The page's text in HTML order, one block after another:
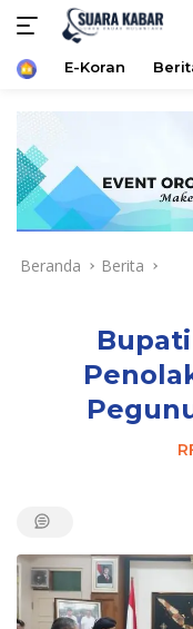
konten
HomeE-Koran
Beranda Berita